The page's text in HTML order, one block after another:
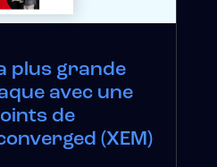
plus grande
avec une
de
(XEM)